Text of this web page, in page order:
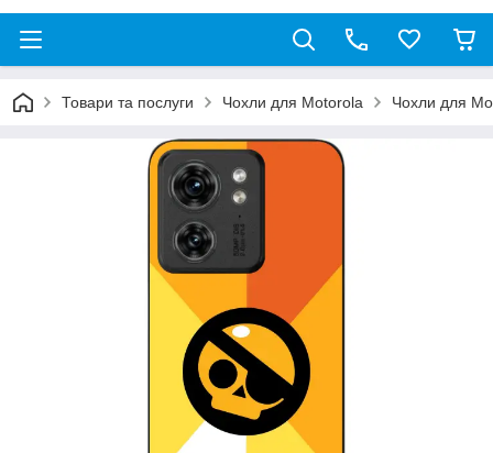
Товари та послуги Чохли для Motorola Чохли для